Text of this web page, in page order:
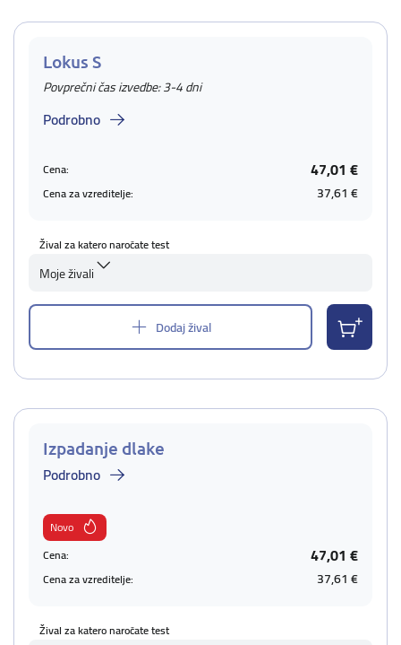
Lokus S
Povprečni čas izvedbe: 3-4 dni
Podrobno
Cena: 47,01 €
Cena za vzreditelje: 37,61 €
Žival za katero naročate test
Moje živali
Dodaj žival
Izpadanje dlake
Podrobno
Novo
Cena:
47,01 €
Cena za vzreditelje: 37,61 €
Žival za katero naročate test